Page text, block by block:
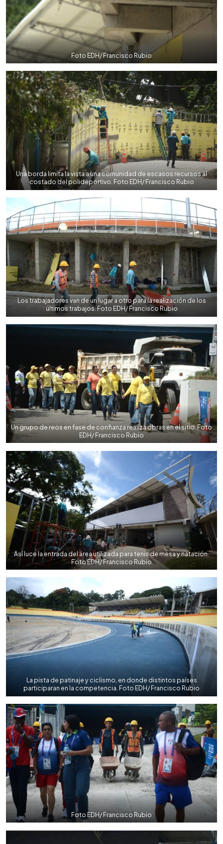
Foto EDH/ Francisco Rubio
Una borda limita la vista a una comunidad de escasos recursos al
costado del polideportivo. Foto EDH/ Francisco Rubio
Los trabajadores van de un lugar a otro para la realización de los
últimos trabajos. Foto EDH/ Francisco Rubio
Un grupo de reos en fase de confianza realiza obras en el sitio. Foto
EDH/ Francisco Rubio
Así luce la entrada del área utilizada para tenis de mesa y natación.
Foto EDH/ Francisco Rubio
La pista de patinaje y ciclismo, en donde distintos países
participaran en la competencia. Foto EDH/ Francisco Rubio
Foto EDH/ Francisco Rubio